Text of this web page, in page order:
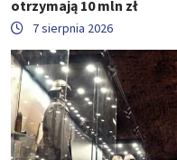
otrzymają 10 mln zł
7 sierpnia 2026